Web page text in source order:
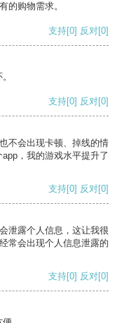
的购物需求。
支持[0] 反对[0]
支持[0] 反对[0]
不会出现卡顿、掉线的情
，我的游戏水平提升了
支持[0] 反对[0]
泄露个人信息，这让我很
常会出现个人信息泄露的
支持[0] 反对[0]